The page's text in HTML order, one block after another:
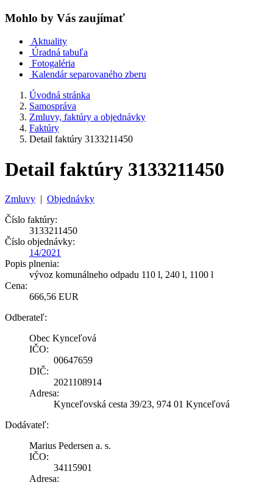
Mohlo by Vás zaujímať
Aktuality
Úradná tabuľa
Fotogaléria
Kalendár separovaného zberu
Úvodná stránka
Samospráva
Zmluvy, faktúry a objednávky
Faktúry
Detail faktúry 3133211450
Detail faktúry 3133211450
Zmluvy | Objednávky
Číslo faktúry:
3133211450
Číslo objednávky:
14/2021
Popis plnenia:
vývoz komunálneho odpadu 110 l, 240 l, 1100 l
Cena:
666,56 EUR
Odberateľ:
Obec Kynceľová
IČO:
00647659
DIČ:
2021108914
Adresa:
Kynceľovská cesta 39/23, 974 01 Kynceľová
Dodávateľ:
Marius Pedersen a. s.
IČO:
34115901
Adresa: